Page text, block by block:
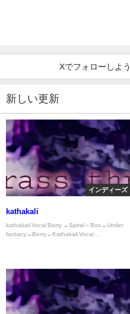
Xでフォローしよう
新しい更新
インディーズ
kathakali
kathakali Vocal Berry →Spiral～Box→Under
fantacy→Berry→Kathakali Vocal ...